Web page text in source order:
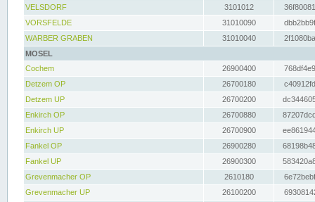
VELSDORF
3101012
VORSFELDE
31010090
WARBER GRABEN
31010040
MOSEL
Cochem
26900400
Detzem OP
26700180
Detzem UP
26700200
Enkirch OP
26700880
Enkirch UP
26700900
Fankel OP
26900280
Fankel UP
26900300
Grevenmacher OP
2610180
Grevenmacher UP
26100200